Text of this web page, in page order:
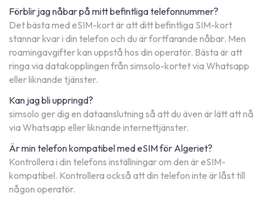
Förblir jag nåbar på mitt befintliga telefonnummer?
Det bästa med eSIM-kort är att ditt befintliga SIM-kort
stannar kvar i din telefon och du är fortfarande nåbar. Men
roamingavgifter kan uppstå hos din operatör. Bästa är att
ringa via datakopplingen från simsolo-kortet via Whatsapp
eller liknande tjänster.
Kan jag bli uppringd?
simsolo ger dig en dataanslutning så att du även är lätt att nå
via Whatsapp eller liknande internettjänster.
Är min telefon kompatibel med eSIM för Algeriet?
Kontrollera i din telefons inställningar om den är eSIM-
kompatibel. Kontrollera också att din telefon inte är låst till
någon operatör.